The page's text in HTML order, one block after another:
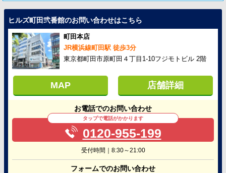
ヒルズ町田弐番館のお問い合わせはこちら
町田本店
JR横浜線町田駅 徒歩3分
東京都町田市原町田４丁目1-10フジモトビル 2階
MAP 店舗詳細
お電話でのお問い合わせ
タップで電話がかかります
0120-955-199
受付時間｜8:30～21:00
フォームでのお問い合わせ